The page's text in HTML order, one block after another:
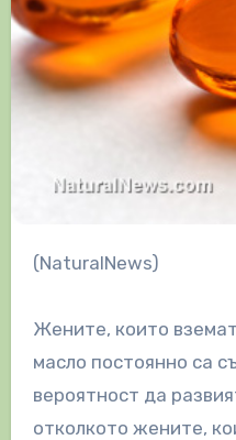
(NaturalNews)
Жените, които
масло постоянно са
вероятност да
отколкото жените,